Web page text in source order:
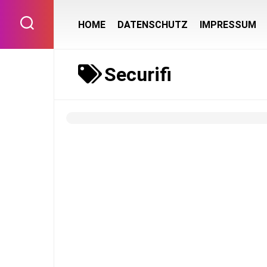
content
HOME DATENSCHUTZ IMPRESSUM
Securifi